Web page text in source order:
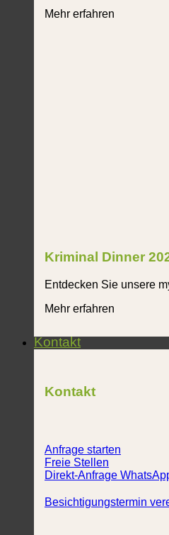
Mehr erfahren
Kriminal Dinner
Entdecken Sie unsere
Mehr erfahren
Kontakt
Kontakt
Anfrage starten
Freie Stellen
Direkt-Anfrage
Besichtigungstermin